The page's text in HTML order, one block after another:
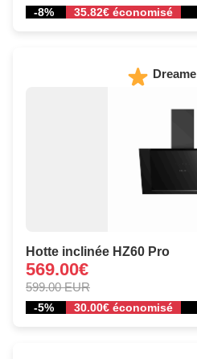
-8% 35.82€ économisé
Dreame
Hotte inclinée HZ60 Pro
569.00€
599.00 EUR
-5% 30.00€ économisé